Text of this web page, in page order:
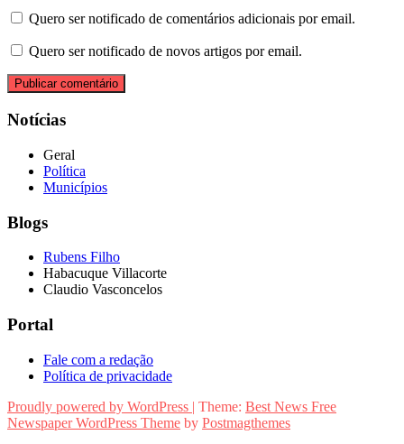
Quero ser notificado de comentários adicionais por email.
Quero ser notificado de novos artigos por email.
Notícias
Geral
Política
Municípios
Blogs
Rubens Filho
Habacuque Villacorte
Claudio Vasconcelos
Portal
Fale com a redação
Política de privacidade
Proudly powered by WordPress | Theme: Best News Free
Newspaper WordPress Theme by Postmagthemes